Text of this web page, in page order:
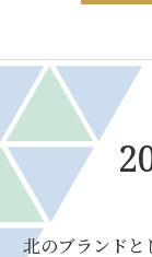
北のブランドと